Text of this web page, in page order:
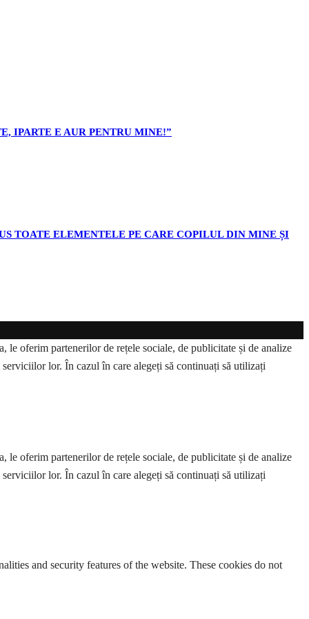
IPARTE E AUR PENTRU MINE!”
TOATE ELEMENTELE PE CARE COPILUL DIN MINE ȘI
oferim partenerilor de rețele sociale, de publicitate și de analize
lor. În cazul în care alegeți să continuați să utilizați
oferim partenerilor de rețele sociale, de publicitate și de analize
lor. În cazul în care alegeți să continuați să utilizați
and security features of the website. These cookies do not